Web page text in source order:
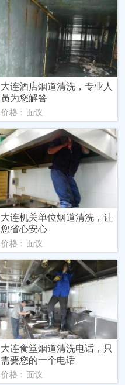
大连酒店烟道清洗，专业人
员为您解答
价格：面议
大连机关单位烟道清洗，让
您省心安心
价格：面议
大连食堂烟道清洗电话，只
需要您的一个电话
价格：面议